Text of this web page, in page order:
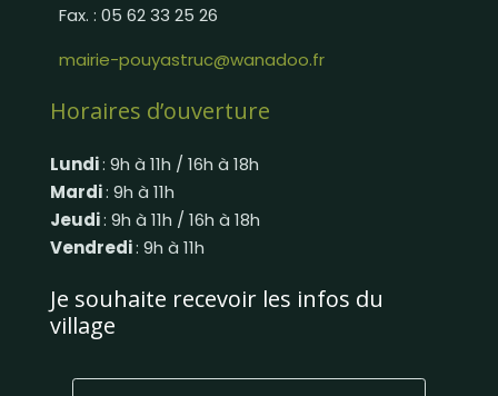
Fax. : 05 62 33 25 26
mairie-pouyastruc@wanadoo.fr
Horaires d’ouverture
Lundi: 9h à 11h / 16h à 18h
Mardi: 9h à 11h
Jeudi: 9h à 11h / 16h à 18h
Vendredi: 9h à 11h
Je souhaite recevoir les infos du
village